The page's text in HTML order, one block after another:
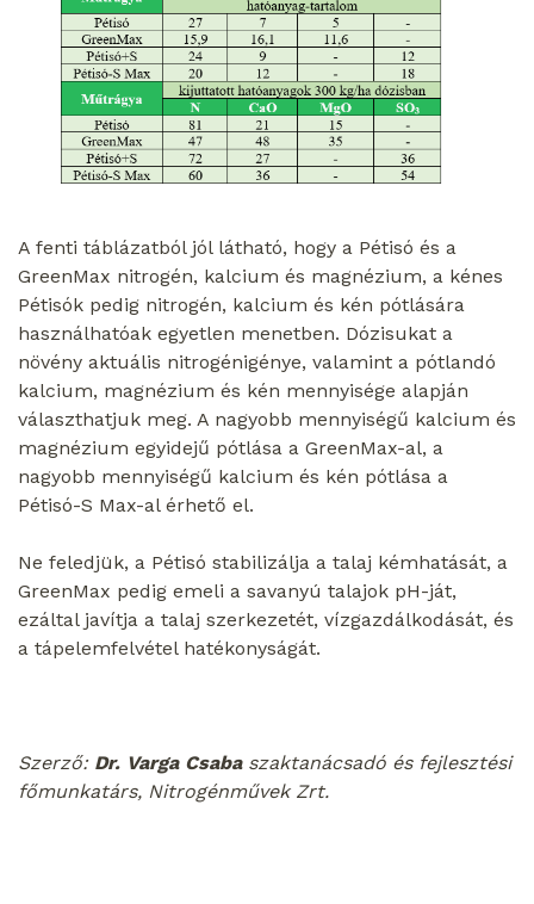
A fenti táblázatból jól látható, hogy a Pétisó és a
GreenMax nitrogén, kalcium és magnézium, a kénes
Pétisók pedig nitrogén, kalcium és kén pótlására
használhatóak egyetlen menetben. Dózisukat a
növény aktuális nitrogénigénye, valamint a pótlandó
kalcium, magnézium és kén mennyisége alapján
választhatjuk meg. A nagyobb mennyiségű kalcium és
magnézium egyidejű pótlása a GreenMax-al, a
nagyobb mennyiségű kalcium és kén pótlása a
Pétisó-S Max-al érhető el.
Ne feledjük, a Pétisó stabilizálja a talaj kémhatását, a
GreenMax pedig emeli a savanyú talajok pH-ját,
ezáltal javítja a talaj szerkezetét, vízgazdálkodását, és
a tápelemfelvétel hatékonyságát.
Szerző:Dr. Varga Csabaszaktanácsadó és fejlesztési
főmunkatárs, Nitrogénművek Zrt.